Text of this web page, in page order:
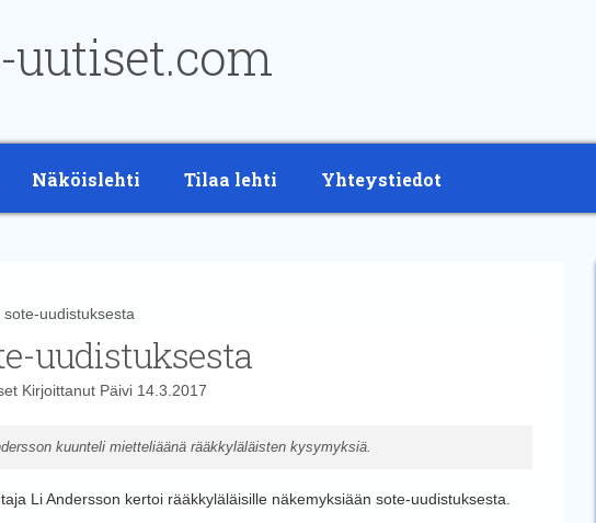
Näköislehti Tilaa lehti Yhteystiedot
uudistuksesta
uudistuksesta
Kirjoittanut Päivi14.3.2017
kuunteli mietteliäänä rääkkyläläisten kysymyksiä.
Li Andersson kertoi rääkkyläläisille näkemyksiään sote-uudistuksesta.